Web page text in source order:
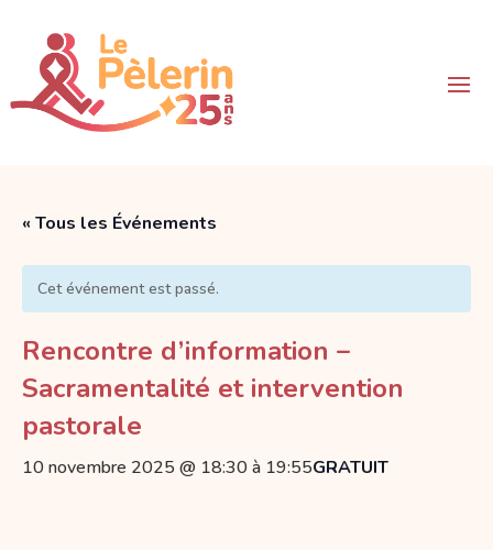
« Tous les Événements
Cet événement est passé.
Rencontre d’information –
Sacramentalité et intervention
pastorale
10 novembre 2025 @ 18:30à 19:55GRATUIT